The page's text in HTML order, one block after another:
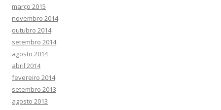
março 2015
novembro 2014
outubro 2014
setembro 2014
agosto 2014
abril 2014
fevereiro 2014
setembro 2013
agosto 2013